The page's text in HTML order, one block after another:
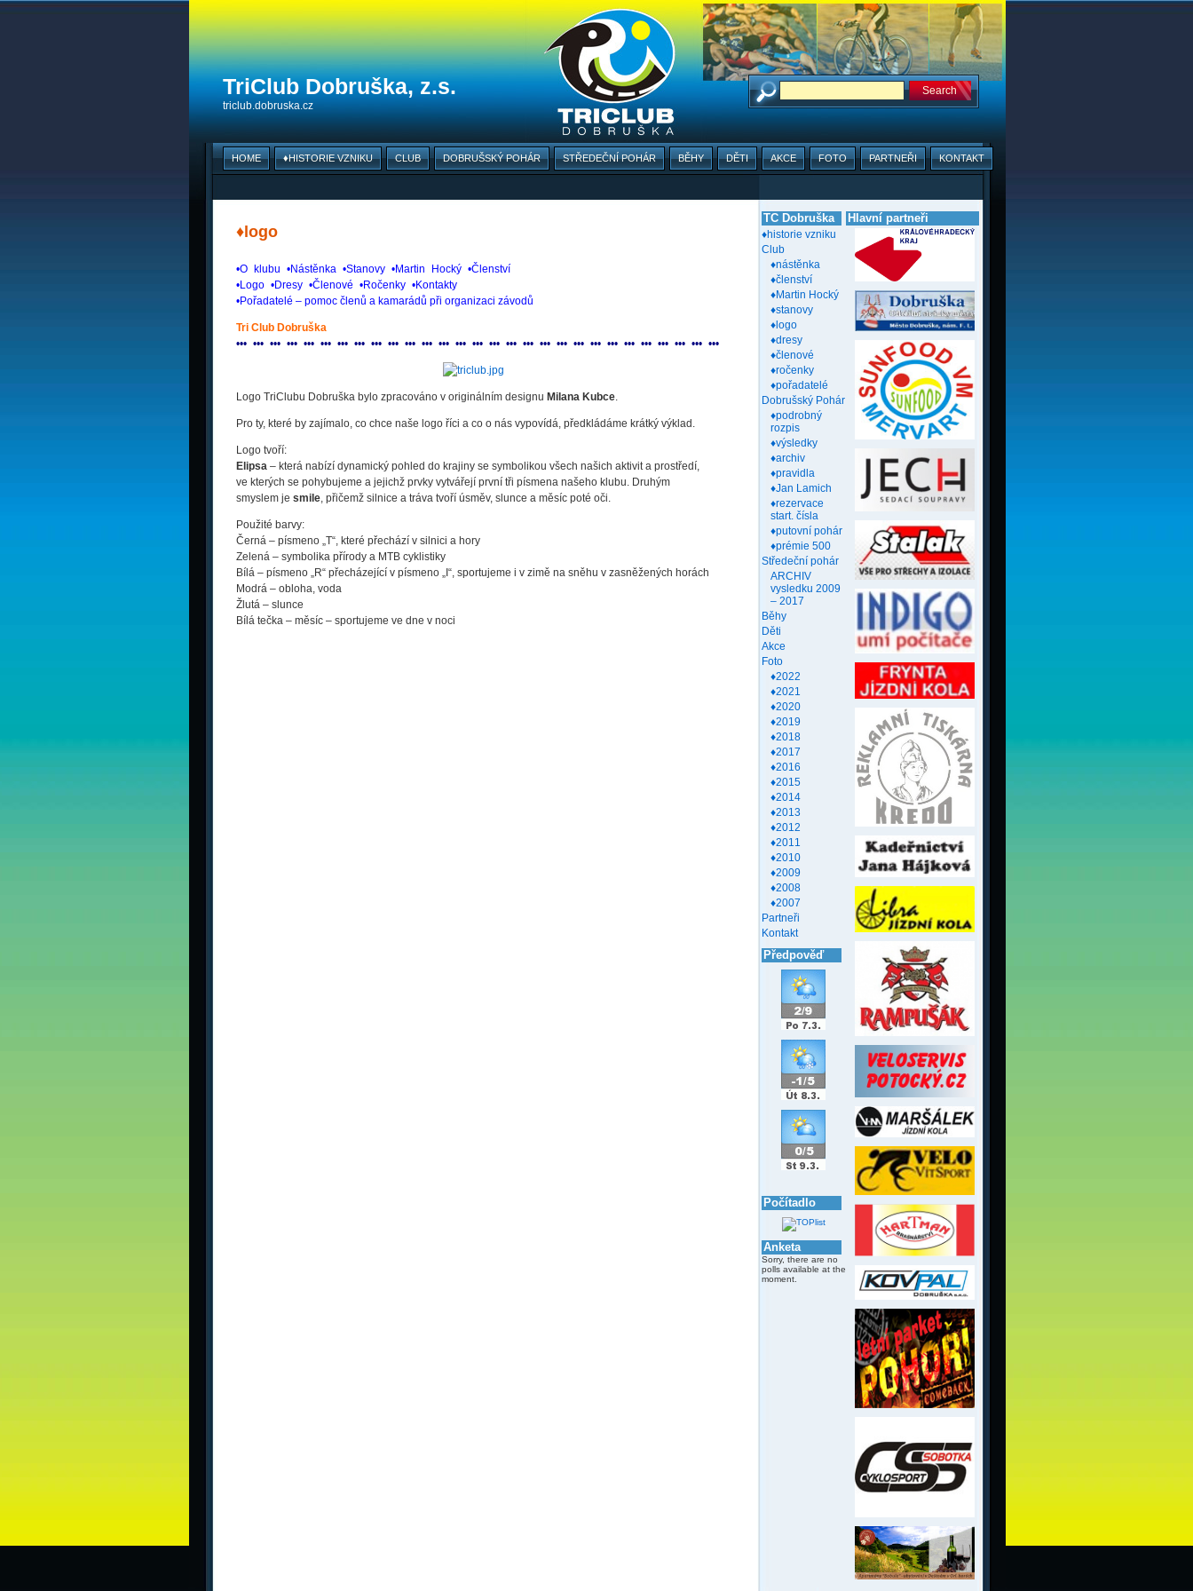
TriClub Dobruška, z.s.
triclub.dobruska.cz
HOME ♦HISTORIE VZNIKU CLUB DOBRUŠSKÝ POHÁR STŘEDEČNÍ POHÁR BĚHY DĚTI AKCE FOTO PARTNEŘI KONTAKT
♦logo
•O_ klubu •Nástěnka_ •Stanovy_ •Martin Hocký_ •Členství_
•Logo_ •Dresy_ •Členové •Ročenky_ •Kontakty
•Pořadatelé – pomoc členů a kamarádů při organizaci závodů
Tri Club Dobruška
•••_ •••_ •••_ •••_ •••_ •••_ •••_ •••_ •••_ •••_ •••_ •••_ •••_ •••_ •••_ •••_ •••_ •••_ •••_ •••_ •••_ •••_ •••_ •••_ •••_ •••_ •••_ •••_ •••
Logo TriClubu Dobruška bylo zpracováno v originálním designu Milana Kubce.
Pro ty, které by zajímalo, co chce naše logo říci a co o nás vypovídá, předkládáme krátký výklad.
Logo tvoří:
Elipsa– která nabízí dynamický pohled do krajiny se symbolikou všech našich aktivit a prostředí,
ve kterých se pohybujeme a jejichž prvky vytvářejí první tři písmena našeho klubu. Druhým
smyslem je smile, přičemž silnice a tráva tvoří úsměv, slunce a měsíc poté oči.
Použité barvy:
Černá – písmeno „T“, které přechází v silnici a hory
Zelená – symbolika přírody a MTB cyklistiky
Bílá – písmeno „R“ přecházející v písmeno „I“, sportujeme i v zimě na sněhu v zasněžených horách
Modrá – obloha, voda
Žlutá – slunce
Bílá tečka – měsíc – sportujeme ve dne v noci
TC Dobruška
♦historie vzniku
Club
♦nástěnka
♦členství
♦Martin Hocký
♦stanovy
♦logo
♦dresy
♦členové
♦ročenky
♦pořadatelé
Dobrušský Pohár
♦podrobný
rozpis
♦výsledky
♦archiv
♦pravidla
♦Jan Lamich
♦rezervace
start. čísla
♦putovní pohár
♦prémie 500
Středeční pohár
ARCHIV
vysledku 2009
– 2017
Běhy
Děti
Akce
Foto
♦2022
♦2021
♦2020
♦2019
♦2018
♦2017
♦2016
♦2015
♦2014
♦2013
♦2012
♦2011
♦2010
♦2009
♦2008
♦2007
Partneři
Kontakt
Předpověď
Počítadlo
Anketa
Sorry, there are no
polls available at the
moment.
Hlavní partneři